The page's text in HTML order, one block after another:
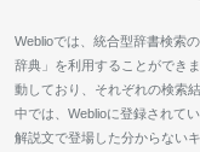
Weblioでは、統合型辞書検索
辞典」を利用することができ
動しており、それぞれの検索
中では、Weblioに登録されて
解説文で登場した分からない